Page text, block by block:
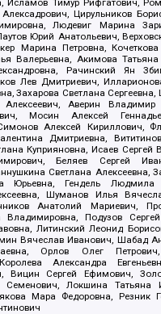
Исламов Тимур Рифгатович,
Цирульников
Людевиг Марина
Юрий Анатольевич,
Марина Петровна,
Валерьевна, Акимова
Рачинский Ян
Лев Дмитриевич,
Захарова Светлана
Аверин Владимир
Мосин Алексей
Алексей Кириллович,
Дмитриевна,
Куприяновна, Исаев
Беляев Сергей
Светлана Алексеевна,
Юрьевна, Гендель Людмила
Шуманов Илья
Анатолий Мариевич,
Подузов
Литинский Леонид
Вячеслав Иванович, Шабад
Орлов Олег
Александра
Вицин Сергей Ефимович,
Семенович, Локшина Татьяна
Мара Федоровна, Резник